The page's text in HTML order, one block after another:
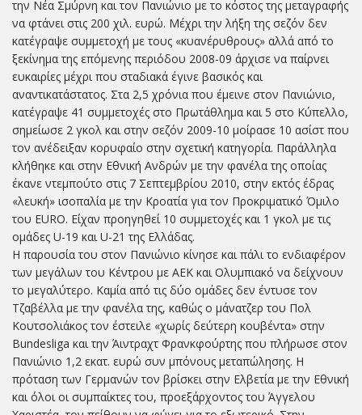
την Νέα Σμύρνη και τον Πανιώνιο με το κόστος της μεταγραφής
να φτάνει στις 200 χιλ. ευρώ. Μέχρι την λήξη της σεζόν δεν
κατέγραψε συμμετοχή με τους «κυανέρυθρους» αλλά από το
ξεκίνημα της επόμενης περιόδου 2008-09 άρχισε να παίρνει
ευκαιρίες μέχρι που σταδιακά έγινε βασικός και
αναντικατάστατος. Στα 2,5 χρόνια που έμεινε στον Πανιώνιο,
κατέγραψε 41 συμμετοχές στο Πρωτάθλημα και 5 στο Κύπελλο,
σημείωσε 2 γκολ και στην σεζόν 2009-10 μοίρασε 10 ασίστ που
τον ανέδειξαν κορυφαίο στην σχετική κατηγορία. Παράλληλα
κλήθηκε και στην Εθνική Ανδρών με την φανέλα της οποίας
έκανε ντεμπούτο στις 7 Σεπτεμβρίου 2010, στην εκτός έδρας
«λευκή» ισοπαλία με την Κροατία για τον Προκριματικό Όμιλο
του EURO. Είχαν προηγηθεί 10 συμμετοχές και 1 γκολ με τις
ομάδες U-19 και U-21 της Ελλάδας.
Η παρουσία του στον Πανιώνιο κίνησε και πάλι το ενδιαφέρον
των μεγάλων του Κέντρου με ΑΕΚ και Ολυμπιακό να δείχνουν
το μεγαλύτερο. Καμία από τις δύο ομάδες δεν έντυσε τον
Τζαβέλλα με την φανέλα της, καθώς ο μάνατζερ του Πολ
Κουτσολιάκος τον έστειλε «χωρίς δεύτερη κουβέντα» στην
Bundesliga και την Άιντραχτ Φρανκφούρτης που πλήρωσε στον
Πανιώνιο 1,2 εκατ. ευρώ συν μπόνους μεταπώλησης. Η
πρόταση των Γερμανών τον βρίσκει στην Ελβετία με την Εθνική
και όλοι οι συμπαίκτες του, προεξάρχοντος του Άγγελου